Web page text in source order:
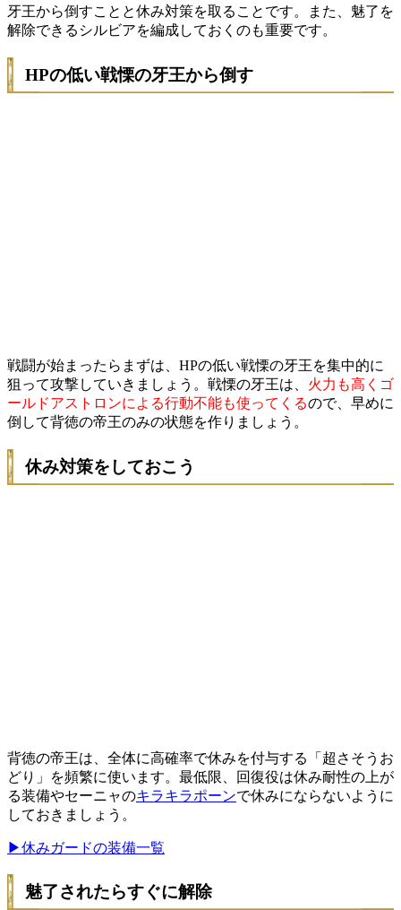
牙王から倒すことと休み対策を取ることです。また、魅了を
解除できるシルビアを編成しておくのも重要です。
HPの低い戦慄の牙王から倒す
戦闘が始まったらまずは、HPの低い戦慄の牙王を集中的に
狙って攻撃していきましょう。戦慄の牙王は、 火力も高くゴ
ールドアストロンによる行動不能も使ってくるので、早めに
倒して背徳の帝王のみの状態を作りましょう。
休み対策をしておこう
背徳の帝王は、全体に高確率で休みを付与する「超さそうお
どり」を頻繁に使います。最低限、回復役は休み耐性の上が
る装備やセーニャのキラキラポーンで休みにならないように
しておきましょう。
▶休みガードの装備一覧
魅了されたらすぐに解除